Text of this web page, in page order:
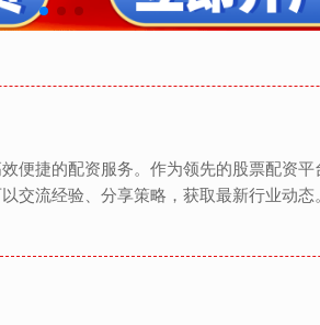
便捷的配资服务。作为领先的股票配资
交流经验、分享策略，获取最新行业动